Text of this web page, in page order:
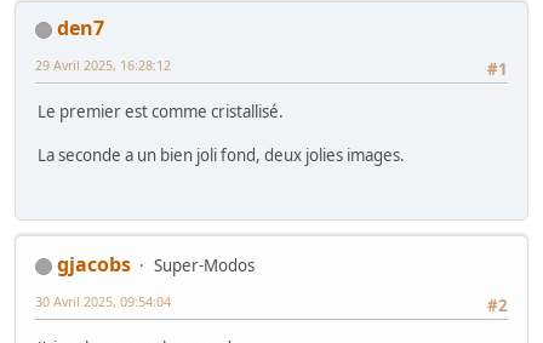
den7
#1
29 Avril 2025, 16:28:12
Le premier est comme cristallisé.
La seconde a un bien joli fond, deux jolies images.
gjacobs
Super-Modos
#2
30 Avril 2025, 09:54:04